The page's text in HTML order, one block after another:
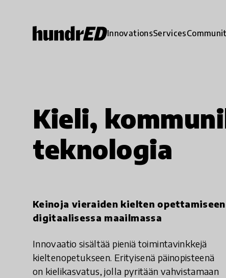
InnovationsServices
Kieli,
teknologia
Keinoja vieraiden kielten opettamiseen
digitaalisessa maailmassa
Innovaatio sisältää pieniä toimintavinkkejä
kieltenopetukseen. Erityisenä päinopisteenä
on kielikasvatus, jolla pyritään vahvistamaan